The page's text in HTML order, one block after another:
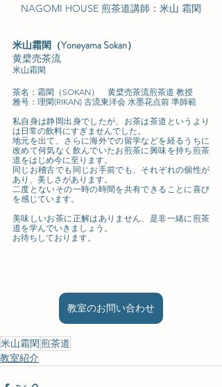
NAGOMI HOUSE 煎茶道講師：米山 霜閑
米山霜閑（Yoneyama Sokan）
黄檗売茶流
米山霜閑
茶名：霜閑（SOKAN）　黄檗売茶流煎茶道 教授
雅号：理閑(RIKAN) 古流東洋会 水墨花点前 準師範
私自身は静岡出身でしたが、お茶は茶道というより
は日常の飲料にすぎませんでした。
地元を出て、さらに海外での留学などを経るうちに
改めて何気なく飲んでいたお煎茶に興味を持ち煎茶
道をはじめ今に至ります。
同じお稽古でも同じお手前でも、それぞれの個性が
あり、美しさがあります。
二度とないその一時の時間を共有できることに喜び
を感じています。
美味しいお茶に正解はありません、是非一緒に煎茶
道を学んでいきましょう。
お待ちしております。
教室のお問い合わせ
米山霜閑煎茶道
教室紹介